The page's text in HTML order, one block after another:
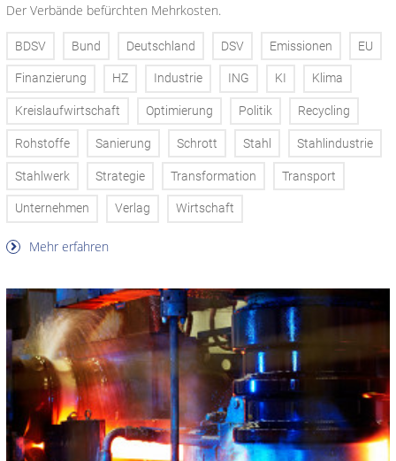
Der Verbände befürchten Mehrkosten.
BDSV Bund Deutschland DSV Emissionen EU
Finanzierung HZ Industrie ING KI Klima
Kreislaufwirtschaft Optimierung Politik Recycling
Rohstoffe Sanierung Schrott Stahl Stahlindustrie
Stahlwerk Strategie Transformation Transport
Unternehmen Verlag Wirtschaft
Mehr erfahren